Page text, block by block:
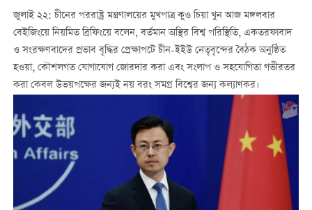
জুলাই ২২: চীনের পররাষ্ট্র মন্ত্রণালয়ের মুখপাত্র কুও চিয়া খুন আজ মঙ্গলবার
বেইজিংয়ে নিয়মিত ব্রিফিংয়ে বলেন, বর্তমান অস্থির বিশ্ব পরিস্থিতি, একতরফাবাদ
ও সংরক্ষণবাদের প্রভাব বৃদ্ধির প্রেক্ষাপটে চীন-ইইউ নেতৃবৃন্দের বৈঠক অনুষ্ঠিত
হওয়া, কৌশলগত যোগাযোগ জোরদার করা এবং সংলাপ ও সহযোগিতা গভীরতর
করা কেবল উভয়পক্ষের জন্যই নয় বরং সমগ্র বিশ্বের জন্য কল্যাণকর।